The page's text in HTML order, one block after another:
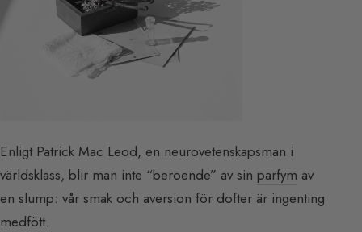
Enligt Patrick Mac Leod, en neurovetenskapsman i
världsklass, blir man inte “beroende” av sin parfym av
en slump: vår smak och aversion för dofter är ingenting
medfött.